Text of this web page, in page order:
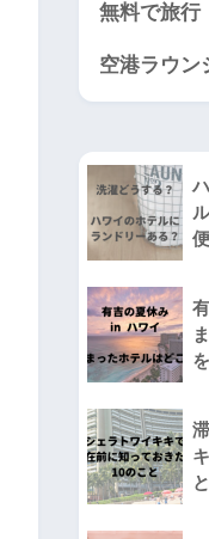
無料で旅行
空港ラウン
と